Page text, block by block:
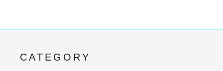
CATEGORY